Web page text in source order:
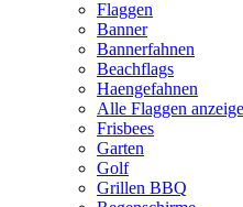
Flaggen
Banner
Bannerfahnen
Beachflags
Haengefahnen
Alle Flaggen
Frisbees
Garten
Golf
Grillen BBQ